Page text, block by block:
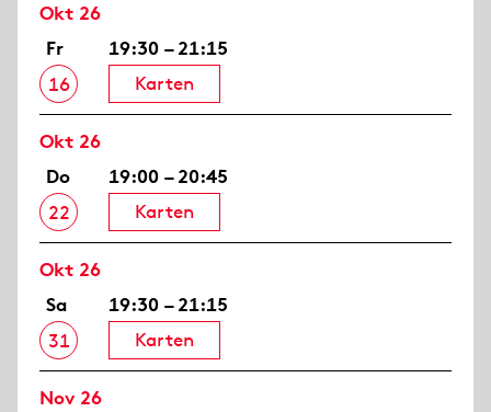
Okt 26
Fr
16
19:30 – 21:15
Karten
Okt 26
Do
22
19:00 – 20:45
Karten
Okt 26
Sa
31
19:30 – 21:15
Karten
Nov 26